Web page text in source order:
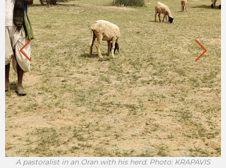
A pastoralist in an Oran with his herd. Photo: KRAPAVIS